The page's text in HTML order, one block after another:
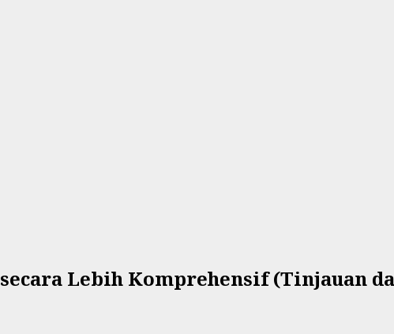
Lebih Komprehensif (Tinjauan